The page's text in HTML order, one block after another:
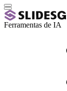
Ferramentas de IA